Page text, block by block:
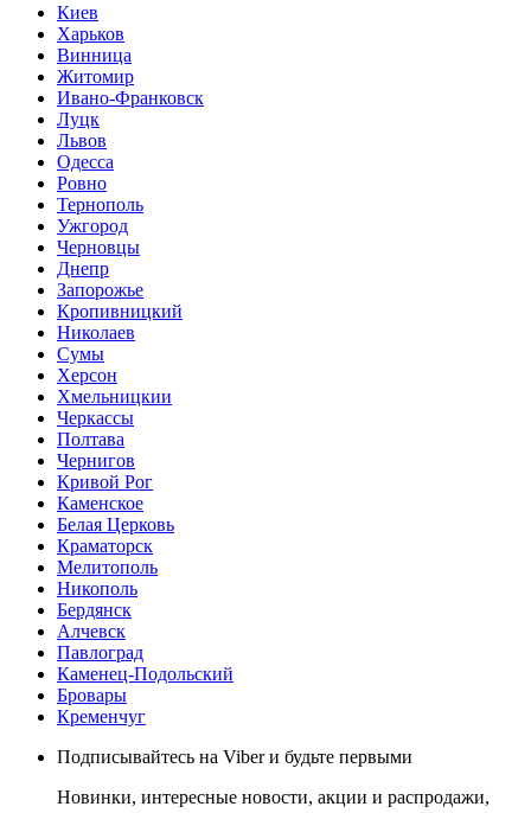
Киев
Харьков
Винница
Житомир
Ивано-Франковск
Луцк
Львов
Одесса
Ровно
Тернополь
Ужгород
Черновцы
Днепр
Запорожье
Кропивницкий
Николаев
Сумы
Херсон
Хмельницкии
Черкассы
Полтава
Чернигов
Кривой Рог
Каменское
Белая Церковь
Краматорск
Мелитополь
Никополь
Бердянск
Алчевск
Павлоград
Каменец-Подольский
Бровары
Кременчуг
Подписывайтесь на Viber и будьте первыми
Новинки, интересные новости, акции и распродажи,